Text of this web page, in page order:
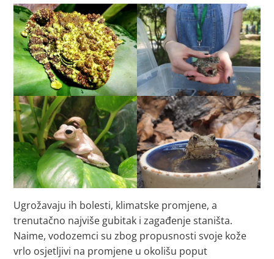
Ugrožavaju ih bolesti, klimatske promjene, a
trenutačno najviše gubitak i zagađenje staništa.
Naime, vodozemci su zbog propusnosti svoje kože
vrlo osjetljivi na promjene u okolišu poput